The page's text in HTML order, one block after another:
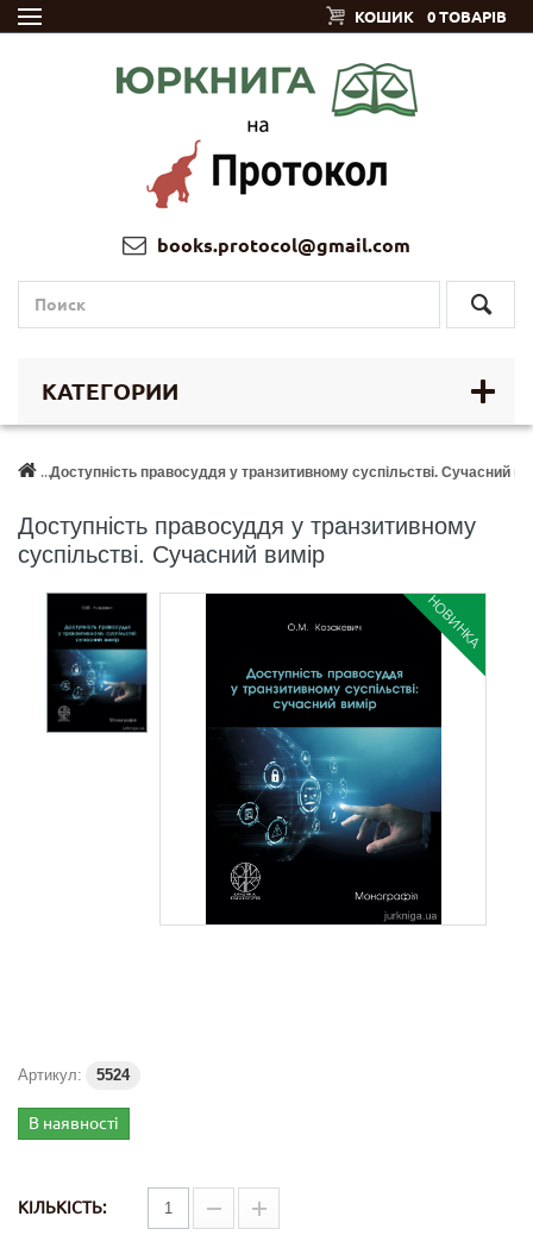
КОШИК 0 ТОВАРІВ
books.protocol@gmail.com
КАТЕГОРИИ
Доступність правосуддя у транзитивному суспільстві. Сучасний
НОВИНКА
Доступність правосуддя у транзитивному
суспільстві. Сучасний вимір
Артикул: 5524
В наявності
КІЛЬКІСТЬ: